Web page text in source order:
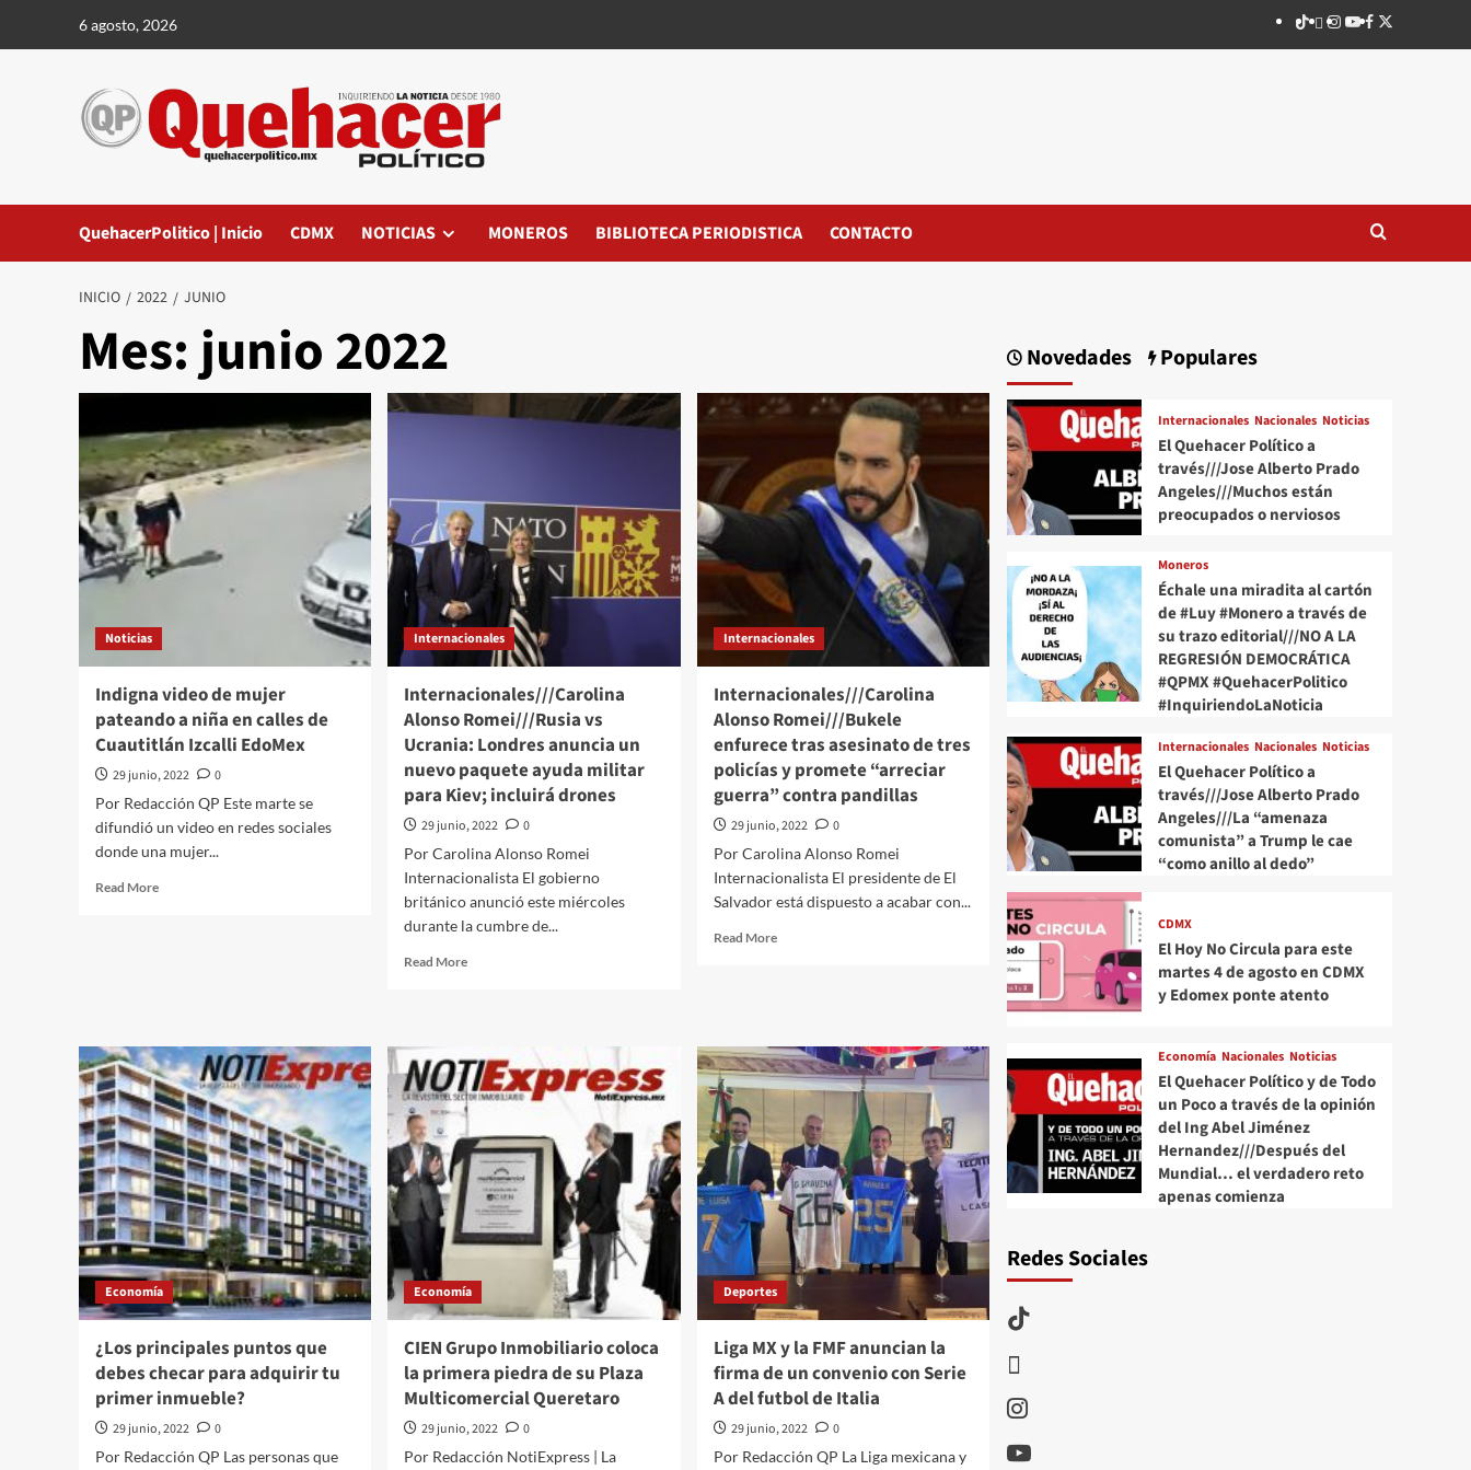
6 agosto, 2026 TikTok
threads
Instagram
Youtube
Facebook
X
QuehacerPolitico | Inicio CDMX NOTICIAS MONEROS BIBLIOTECA PERIODISTICA CONTACTO
INICIO 2022 JUNIO
Mes:junio 2022
Noticias
Indigna video de mujer
pateando a niña en calles de
Cuautitlán Izcalli EdoMex
29 junio, 2022
0
Por Redacción QP Este marte se
difundió un video en redes sociales
donde una mujer...
Read MoreRead
a
niña
en
calles
de
Cuautitlán
Izcalli EdoMex
Internacionales
Internacionales///Carolina
Alonso Romei///Rusia vs
Ucrania: Londres anuncia un
nuevo paquete ayuda militar
para Kiev; incluirá drones
29 junio, 2022
0
Por Carolina Alonso Romei
Internacionalista El gobierno
británico anunció este miércoles
durante la cumbre de...
Read MoreRead
Romei///Rusia
vs
Ucrania:
anuncia
un
nuevo
paquete
ayuda
militar
Kiev;
incluirá
Internacionales
Internacionales///Carolina
Alonso Romei///Bukele
enfurece tras asesinato de tres
policías y promete “arreciar
guerra” contra pandillas
29 junio, 2022
0
Por Carolina Alonso Romei
Internacionalista El presidente de El
Salvador está dispuesto a acabar con...
Read MoreRead
enfurece
tras
asesinato
tres
policías
y
promete
“arreciar
guerra”
contra
pandillas
Economía
¿Los principales puntos que
debes checar para adquirir tu
primer inmueble?
29 junio, 2022
0
Por Redacción QP Las personas que
Economía
CIEN Grupo Inmobiliario coloca
la primera piedra de su Plaza
Multicomercial Queretaro
29 junio, 2022
0
Por Redacción NotiExpress | La
Deportes
Liga MX y la FMF anuncian la
firma de un convenio con Serie
A del futbol de Italia
29 junio, 2022
0
Por Redacción QP La Liga mexicana y
Novedades Populares
Internacionales Nacionales Noticias
El Quehacer Político a
través///Jose Alberto Prado
Angeles///Muchos están
preocupados o nerviosos
Moneros
Échale una miradita al cartón
de #Luy #Monero a través de
su trazo editorial///NO A LA
REGRESIÓN DEMOCRÁTICA
#QPMX #QuehacerPolitico
#InquiriendoLaNoticia
Internacionales Nacionales Noticias
El Quehacer Político a
través///Jose Alberto Prado
Angeles///La “amenaza
comunista” a Trump le cae
“como anillo al dedo”
CDMX
El Hoy No Circula para este
martes 4 de agosto en CDMX
y Edomex ponte atento
Economía Nacionales Noticias
El Quehacer Político y de Todo
un Poco a través de la opinión
del Ing Abel Jiménez
Hernandez///Después del
Mundial… el verdadero reto
apenas comienza
Redes Sociales
TikTok
Instagram
Youtube